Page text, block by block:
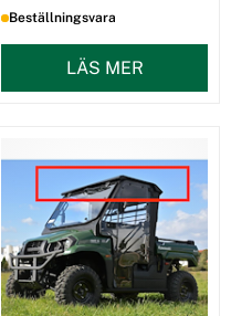
Beställningsvara
LÄS MER